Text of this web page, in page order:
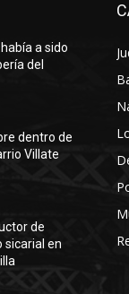
a sido
del
dentro de
Villate
de
sicarial en